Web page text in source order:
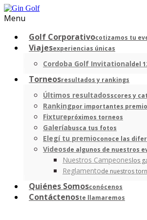
Menu
Golf Corporativocotizamos tu
Viajesexperiencias únicas
Cordoba Golf Invitationaldel
Torneosresultados y rankings
Últimos resultadosscores y
Rankingpor importantes
Fixturepróximos torneos
Galeríabusca tus fotos
Elegí tu premioconoce las
Videosde algunos de nuestros
Nuestros Campeoneslos
Reglamentode nuestros
Quiénes Somosconócenos
Contáctenoste llamaremos